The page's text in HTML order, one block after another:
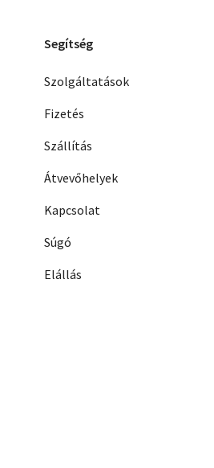
Segítség
Szolgáltatások
Fizetés
Szállítás
Átvevőhelyek
Kapcsolat
Súgó
Elállás